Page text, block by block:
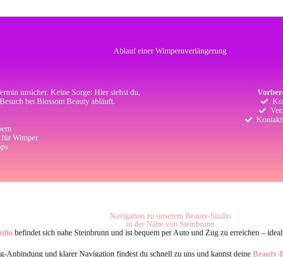
Ablauf einer Wimpernverlängerung
unsicher. Keine Sorge: Hier siehst du,
bei Blossom Beauty abläuft.
für Wimper
Navigation zu unserem Beauty-Studio
in der Nähe von Steinbrunn
befindet sich nahe Steinbrunn und ist bequem per Auto und Zug zu erreichen –
Anbindung und klarer Navigation findest du schnell zu uns und kannst deine Beauty-